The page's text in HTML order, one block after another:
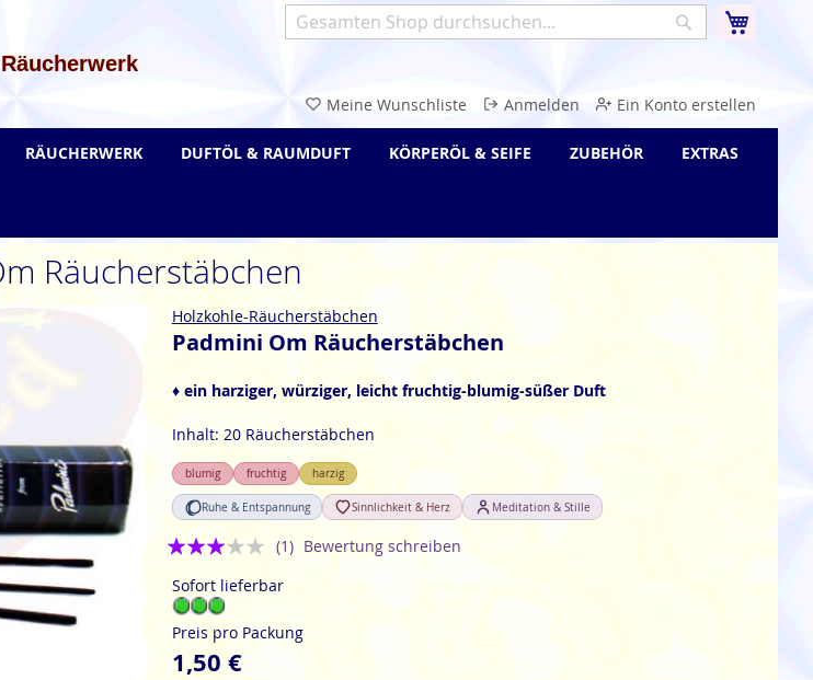
Suche
Meine Wunschliste Anmelden Ein Konto erstellen
Räucherstäbchen
Holzkohle-Räucherstäbchen
Padmini Om Räucherstäbchen
♦ ein harziger, würziger, leicht fruchtig-blumig-süßer Duft
Inhalt: 20 Räucherstäbchen
blumig fruchtig harzig
Ruhe & Entspannung Sinnlichkeit & Herz Meditation & Stille
Bewertung:
(1) Bewertung schreiben
Sofort lieferbar
Preis pro Packung
1,50 €
RÄUCHERWERK DUFTÖL & RAUMDUFT KÖRPERÖL & SEIFE ZUBEHÖR EXTRAS